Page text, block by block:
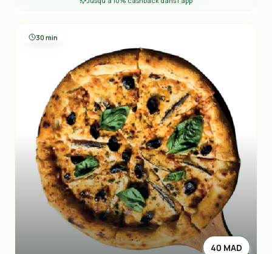
30 min
40 MAD